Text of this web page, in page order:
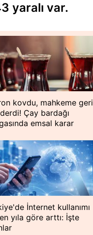
yaralı var.
kovdu, mahkeme geri
Çay bardağı
emsal karar
İnternet kullanımı
yıla göre arttı: İşte